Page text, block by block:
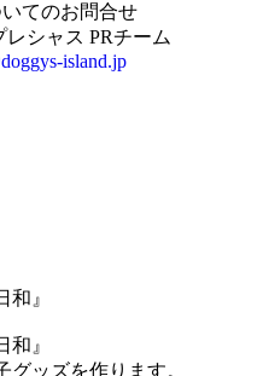
てのお問合せ
シャス PRチーム
island.jp
』
』
ッズを作ります。